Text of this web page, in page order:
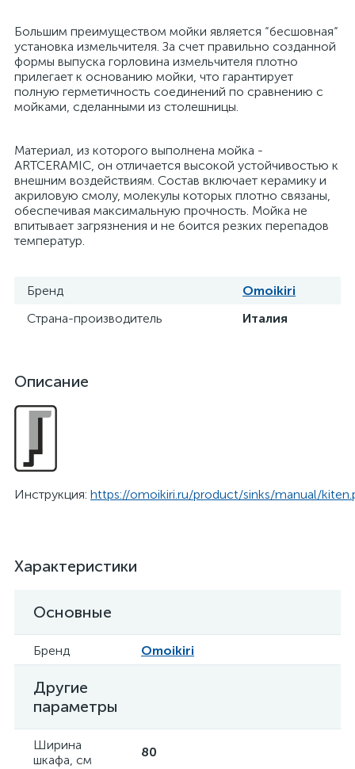
Большим преимуществом мойки является “бесшовная“
установка измельчителя. За счет правильно созданной
формы выпуска горловина измельчителя плотно
прилегает к основанию мойки, что гарантирует
полную герметичность соединений по сравнению с
мойками, сделанными из столешницы.
Материал, из которого выполнена мойка -
ARTCERAMIC, он отличается высокой устойчивостью к
внешним воздействиям. Состав включает керамику и
акриловую смолу, молекулы которых плотно связаны,
обеспечивая максимальную прочность. Мойка не
впитывает загрязнения и не боится резких перепадов
температур.
Бренд
Omoikiri
Страна-производитель
Италия
Описание
Инструкция: https://omoikiri.ru/product/sinks/manual/
Характеристики
Основные
Бренд Omoikiri
Другие
параметры
Ширина
шкафа, см
80